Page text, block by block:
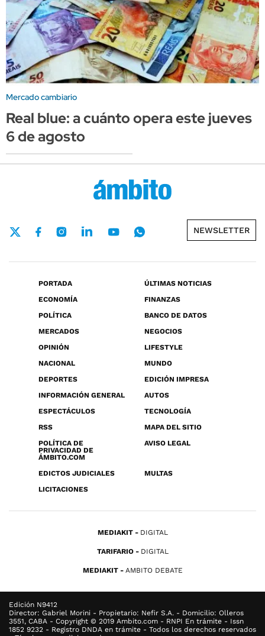
Mercado cambiario
Real blue: a cuánto opera este jueves
6 de agosto
NEWSLETTER
PORTADA
ÚLTIMAS NOTICIAS
ECONOMÍA
FINANZAS
POLÍTICA
BANCO DE DATOS
MERCADOS
NEGOCIOS
OPINIÓN
LIFESTYLE
NACIONAL
MUNDO
DEPORTES
EDICIÓN IMPRESA
INFORMACIÓN GENERAL
AUTOS
ESPECTÁCULOS
TECNOLOGÍA
RSS
MAPA DEL SITIO
POLÍTICA DE
PRIVACIDAD DE
ÁMBITO.COM
AVISO LEGAL
EDICTOS JUDICIALES
MULTAS
LICITACIONES
MEDIAKIT DIGITAL
TARIFARIO DIGITAL
MEDIAKIT AMBITO DEBATE
Edición N9412
Director: Gabriel Morini - Propietario: Nefir S.A. - Domicilio: Olleros
3551, CABA - Copyright © 2019 Ambito.com - RNPI En trámite - Issn
1852 9232 - Registro DNDA en trámite - Todos los derechos reservados